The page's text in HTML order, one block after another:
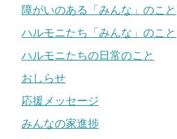
障がいのある「みんな」のこと
ハルモニたち「みんな」のこと
ハルモニたちの日常のこと
おしらせ
応援メッセージ
みんなの家進捗